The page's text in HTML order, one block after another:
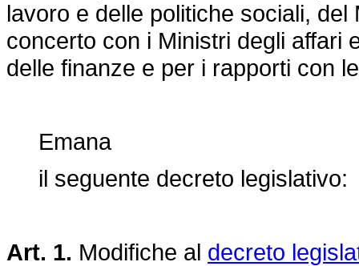
lavoro e delle politiche sociali,
concerto con i Ministri degli affari
delle finanze e per i rapporti con
Emana
il seguente decreto legislativo:
Art. 1. Modifiche al decreto